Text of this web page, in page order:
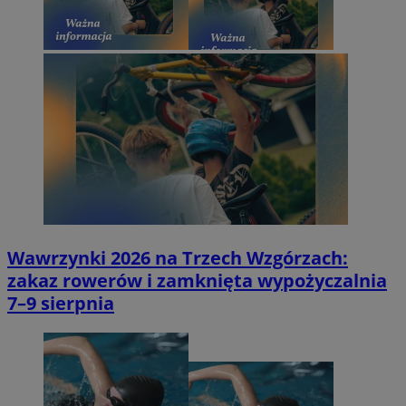
Wawrzynki 2026 na Trzech Wzgórzach:
zakaz rowerów i zamknięta wypożyczalnia
7–9 sierpnia